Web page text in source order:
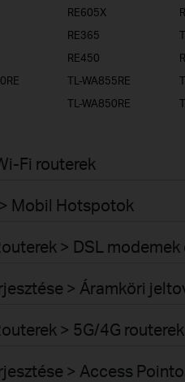
RE605X
RE365
RE450
TL-WA855RE
TL-WA850RE
Fi routerek
Mobil Hotspotok
> DSL modemek
> Áramköri
> 5G/4G routerek
> Access